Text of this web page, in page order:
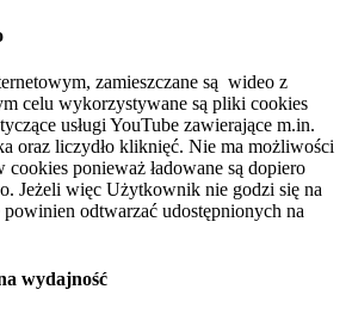
zamieszczane są wideo z
celu wykorzystywane są pliki cookies
usługi YouTube zawierające m.in.
oraz liczydło kliknięć. Nie ma możliwości
ponieważ ładowane są dopiero
Jeżeli więc Użytkownik nie godzi się na
powinien odtwarzać udostępnionych na
wydajność